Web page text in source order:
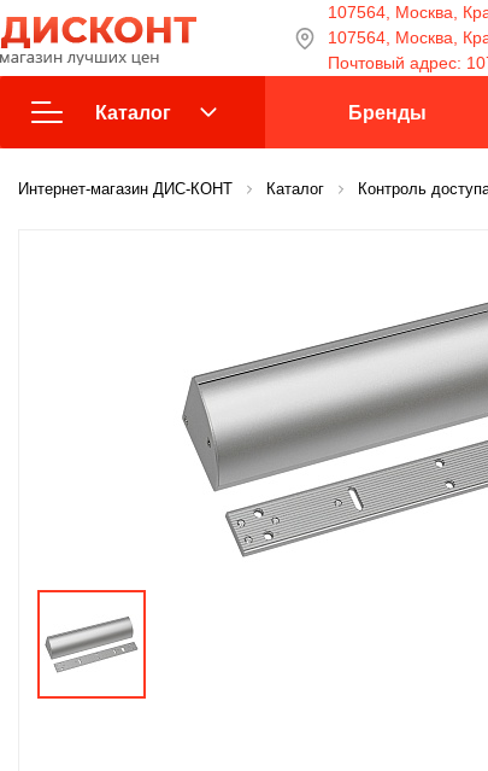
107564, Москва,
107564, Москва,
Почтовый адрес:
Каталог
Взрыво-защищенное
Источники питания
материалы
Оповещение
Бренды
Интернет-магазин ДИС-КОНТ Каталог Контроль